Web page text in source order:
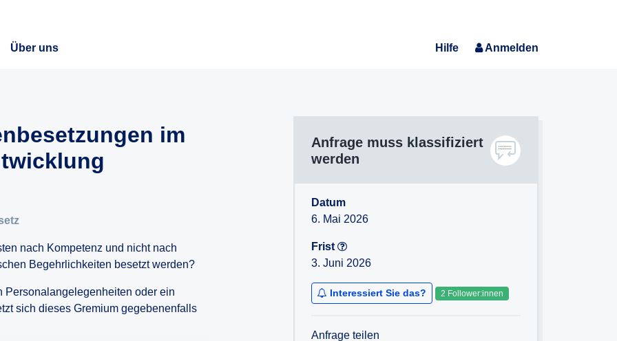
Über uns Hilfe Anmelden
im
nach Kompetenz und nicht nach
Begehrlichkeiten besetzt werden?
Personalangelegenheiten oder ein
sich dieses Gremium gegebenenfalls
Anfrage muss klassifiziert
werden
Datum
6. Mai 2026
Frist
3. Juni 2026
Interessiert Sie das? 2 Follower:innen
Anfrage teilen